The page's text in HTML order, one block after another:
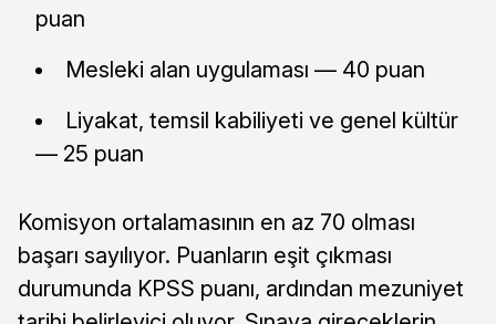
puan
Mesleki alan uygulaması — 40 puan
Liyakat, temsil kabiliyeti ve genel kültür
— 25 puan
Komisyon ortalamasının en az 70 olması
başarı sayılıyor. Puanların eşit çıkması
durumunda KPSS puanı, ardından mezuniyet